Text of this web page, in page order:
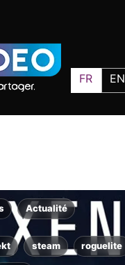
FR EN
Actualité
steam roguelite